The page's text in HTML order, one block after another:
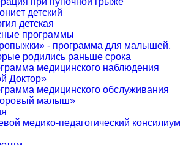
детский
детская
программы
- программа для малышей,
родились раньше срока
медицинского наблюдения
Доктор»
медицинского обслуживания
малыш»
медико-педагогический консилиум